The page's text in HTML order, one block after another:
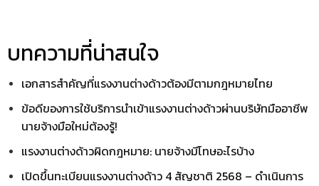
บทความที่น่าสนใจ
เอกสารสำคัญที่แรงงานต่างด้าวต้องมีตามกฎหมายไทย
ข้อดีของการใช้บริการนำเข้าแรงงานต่างด้าวผ่านบริษัทมืออาชีพ
นายจ้างมือใหม่ต้องรู้!
แรงงานต่างด้าวผิดกฎหมาย: นายจ้างมีโทษอะไรบ้าง
เปิดขึ้นทะเบียนแรงงานต่างด้าว 4 สัญชาติ 2568 – ดำเนินการ